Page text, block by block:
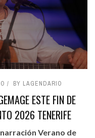
BY LAGENDARIO
ESTE FIN DE
2026 TENERIFE
Verano de